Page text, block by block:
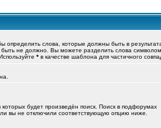
определить слова, которые должны быть в
быть не должно. Вы можете разделить слова
* в качестве шаблона для частичного
будет произведён поиск. Поиск в подфорумах
вы не отключили соответствующую опцию ниже.